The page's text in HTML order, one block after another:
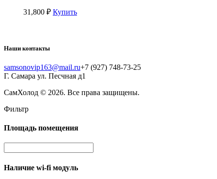
31,800 ₽ Купить
Наши контакты
samsonovip163@mail.ru+7 (927) 748-73-25
Г. Самара ул. Песчная д1
СамХолод © 2026. Все права защищены.
Фильтр
Площадь помещения
Наличие wi-fi модуль